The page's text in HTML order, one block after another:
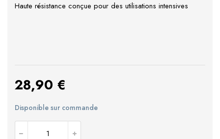
Haute résistance conçue pour des utilisations intensives
28,90 €
Disponible sur commande